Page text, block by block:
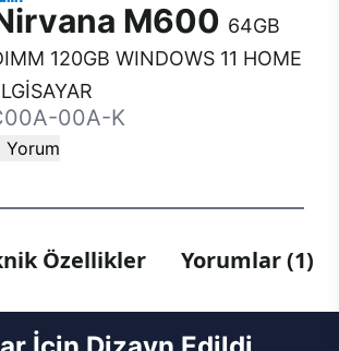
M600 64GB
120GB WINDOWS 11 HOME
00A-K
Yorum
Özellikler Yorumlar (1)